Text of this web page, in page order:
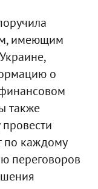
имеющим
о
также
по каждому
переговоров